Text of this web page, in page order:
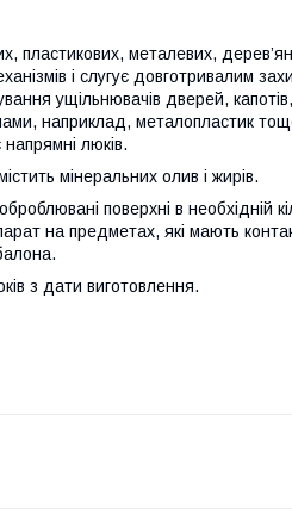
пластикових, металевих,
і слугує довготривалим
ущільнювачів дверей,
наприклад, металопластик
люків.
мінеральних олив і жирів.
поверхні в необхідній
на предметах, які мають
з дати виготовлення.